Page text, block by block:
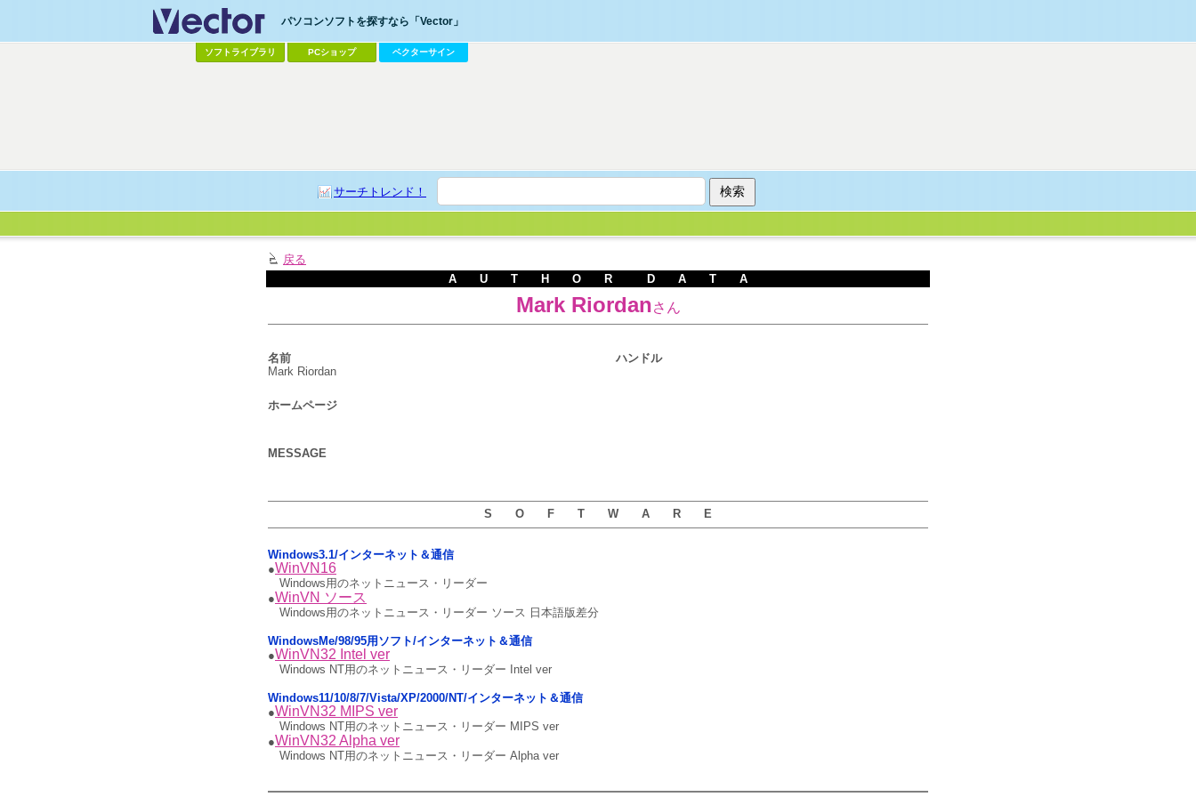
パソコンソフトを探すなら「Vector」
ソフトライブラリ PCショップ ベクターサイン
サーチトレンド！
戻る
A U T H O R D A T A
Mark Riordanさん
名前
Mark Riordan
ハンドル
ホームページ
MESSAGE
S O F T W A R E
Windows3.1/インターネット＆通信
●WinVN16
Windows用のネットニュース・リーダー
●WinVN ソース
Windows用のネットニュース・リーダー ソース 日本語版差分
WindowsMe/98/95用ソフト/インターネット＆通信
●WinVN32 Intel ver
Windows NT用のネットニュース・リーダー Intel ver
Windows11/10/8/7/Vista/XP/2000/NT/インターネット＆通信
●WinVN32 MIPS ver
Windows NT用のネットニュース・リーダー MIPS ver
●WinVN32 Alpha ver
Windows NT用のネットニュース・リーダー Alpha ver